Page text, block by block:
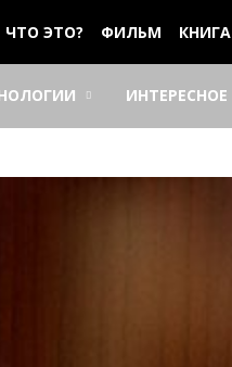
ЧТО ЭТО? ФИЛЬМ КНИГА
ИНТЕРЕСНОЕ